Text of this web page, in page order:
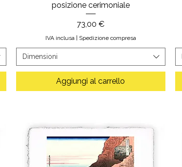
posizione cerimoniale
Prezzo
73,00 €
IVA inclusa| Spedizione compresa
Dimensioni
Aggiungi al carrello